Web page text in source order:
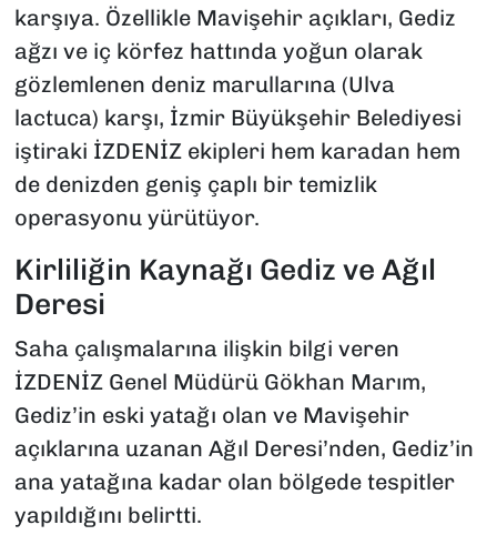
karşıya. Özellikle Mavişehir açıkları, Gediz
ağzı ve iç körfez hattında yoğun olarak
gözlemlenen deniz marullarına (Ulva
lactuca) karşı, İzmir Büyükşehir Belediyesi
iştiraki İZDENİZ ekipleri hem karadan hem
de denizden geniş çaplı bir temizlik
operasyonu yürütüyor.
Kirliliğin Kaynağı Gediz ve Ağıl
Deresi
Saha çalışmalarına ilişkin bilgi veren
İZDENİZ Genel Müdürü Gökhan Marım,
Gediz’in eski yatağı olan ve Mavişehir
açıklarına uzanan Ağıl Deresi’nden, Gediz’in
ana yatağına kadar olan bölgede tespitler
yapıldığını belirtti.